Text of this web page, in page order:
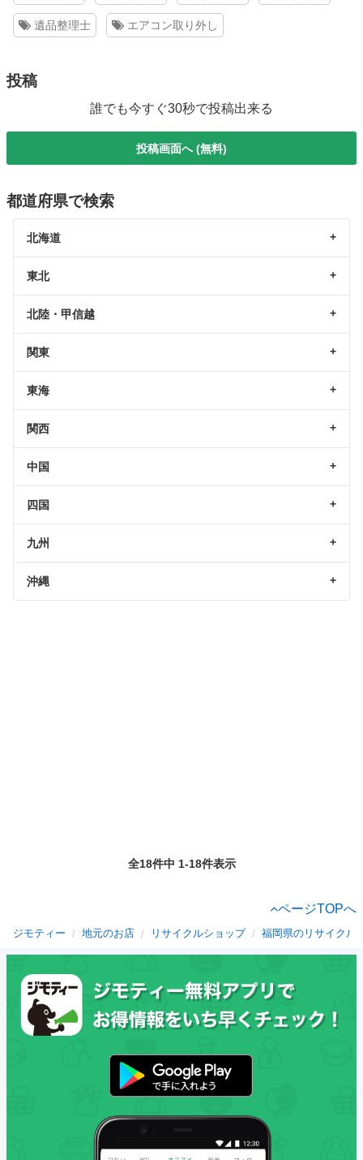
遺品整理士 エアコン取り外し
投稿
誰でも今すぐ30秒で投稿出来る
投稿画面へ (無料)
都道府県で検索
北海道
東北
北陸・甲信越
関東
東海
関西
中国
四国
九州
沖縄
全18件中 1-18件表示
ページTOPへ
ジモティー 地元のお店 リサイクルショップ 福岡県のリサイクル